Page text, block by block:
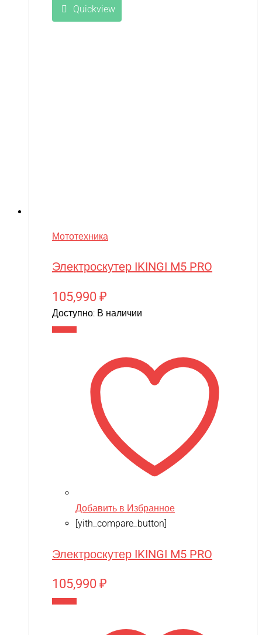
Quickview
Мототехника
Электроскутер IKINGI M5 PRO
105,990 ₽
Доступно: В наличии
Добавить в Избранное
[yith_compare_button]
Электроскутер IKINGI M5 PRO
105,990 ₽